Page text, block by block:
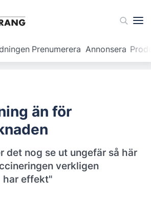
Prenumerera Annonsera
än för
det nog se ut ungefär så här
verkligen
har effekt"